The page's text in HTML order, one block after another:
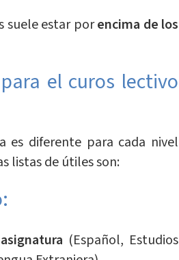
suele estar porencima de los
el curos lectivo
es diferente para cada nivel
listas de útiles son:
(Español, Estudios